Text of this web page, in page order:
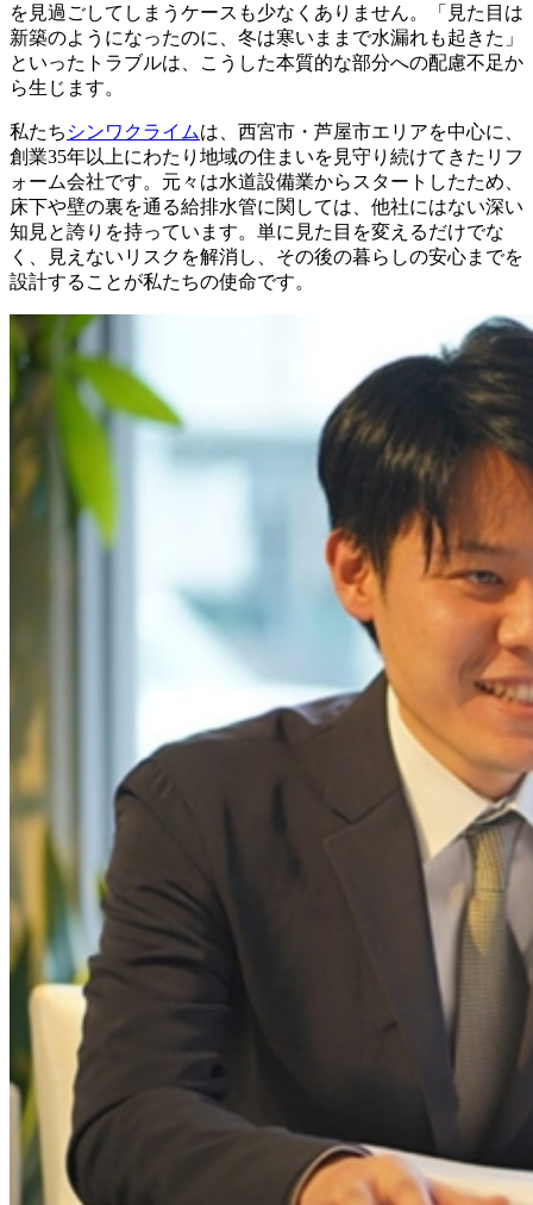
を見過ごしてしまうケースも少なくありません。「見た目は
新築のようになったのに、冬は寒いままで水漏れも起きた」
といったトラブルは、こうした本質的な部分への配慮不足か
ら生じます。
私たち シンワクライムは、西宮市・芦屋市エリアを中心に、
創業35年以上にわたり地域の住まいを見守り続けてきたリフ
ォーム会社です。元々は水道設備業からスタートしたため、
床下や壁の裏を通る給排水管に関しては、他社にはない深い
知見と誇りを持っています。単に見た目を変えるだけでな
く、見えないリスクを解消し、その後の暮らしの安心までを
設計することが私たちの使命です。